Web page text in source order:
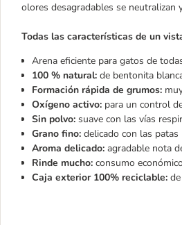
olores desagradables se neutralizan
Todas las características de un
Arena eficiente para gatos de
100 % natural: de bentonita
Formación rápida de grumos:
Oxígeno activo: para un control
Sin polvo: suave con las vías
Grano fino: delicado con las patas
Aroma delicado: agradable nota
Rinde mucho: consumo económico
Caja exterior 100% reciclable: